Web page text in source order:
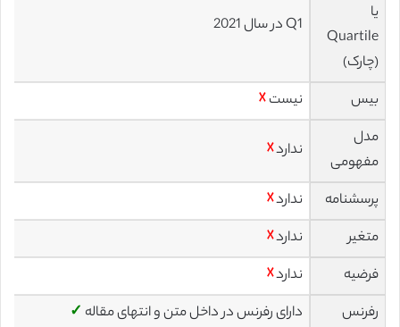
یا
Quartile
(چارک)
Q1 در سال 2021
بیس نیست☓
مدل
مفهومی
ندارد☓
پرسشنامه ندارد☓
متغیر
ندارد☓
فرضیه
ندارد☓
رفرنس
دارای رفرنس در داخل متن و انتهای مقاله ✓